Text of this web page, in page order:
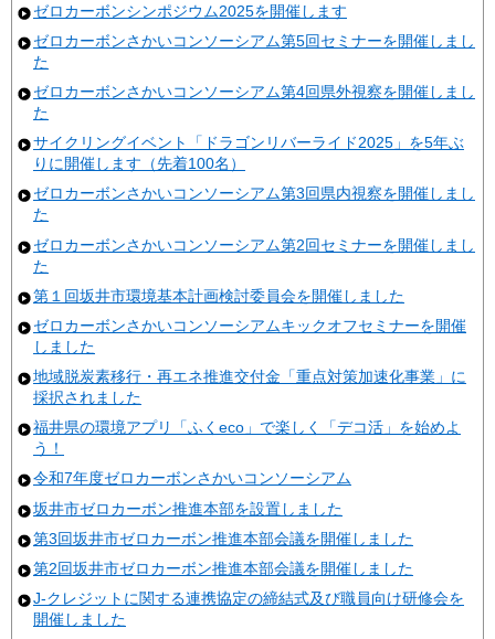
ゼロカーボンシンポジウム2025を開催します
ゼロカーボンさかいコンソーシアム第5回セミナーを開催しまし
た
ゼロカーボンさかいコンソーシアム第4回県外視察を開催しまし
た
サイクリングイベント「ドラゴンリバーライド2025」を5年ぶ
りに開催します（先着100名）
ゼロカーボンさかいコンソーシアム第3回県内視察を開催しまし
た
ゼロカーボンさかいコンソーシアム第2回セミナーを開催しまし
た
第１回坂井市環境基本計画検討委員会を開催しました
ゼロカーボンさかいコンソーシアムキックオフセミナーを開催
しました
地域脱炭素移行・再エネ推進交付金「重点対策加速化事業」に
採択されました
福井県の環境アプリ「ふくeco」で楽しく「デコ活」を始めよ
う！
令和7年度ゼロカーボンさかいコンソーシアム
坂井市ゼロカーボン推進本部を設置しました
第3回坂井市ゼロカーボン推進本部会議を開催しました
第2回坂井市ゼロカーボン推進本部会議を開催しました
J-クレジットに関する連携協定の締結式及び職員向け研修会を
開催しました